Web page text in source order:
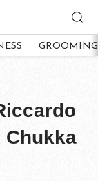
GROOMING
Chukka